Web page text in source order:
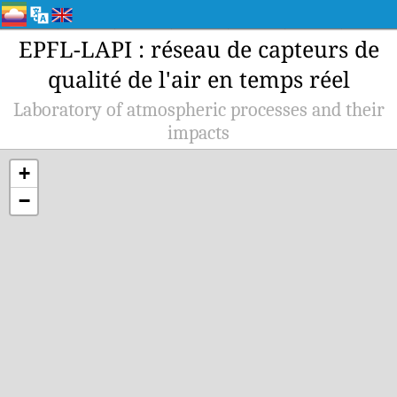
EPFL-LAPI : réseau de capteurs de
qualité de l'air en temps réel
Laboratory of atmospheric processes and their
impacts
+
−